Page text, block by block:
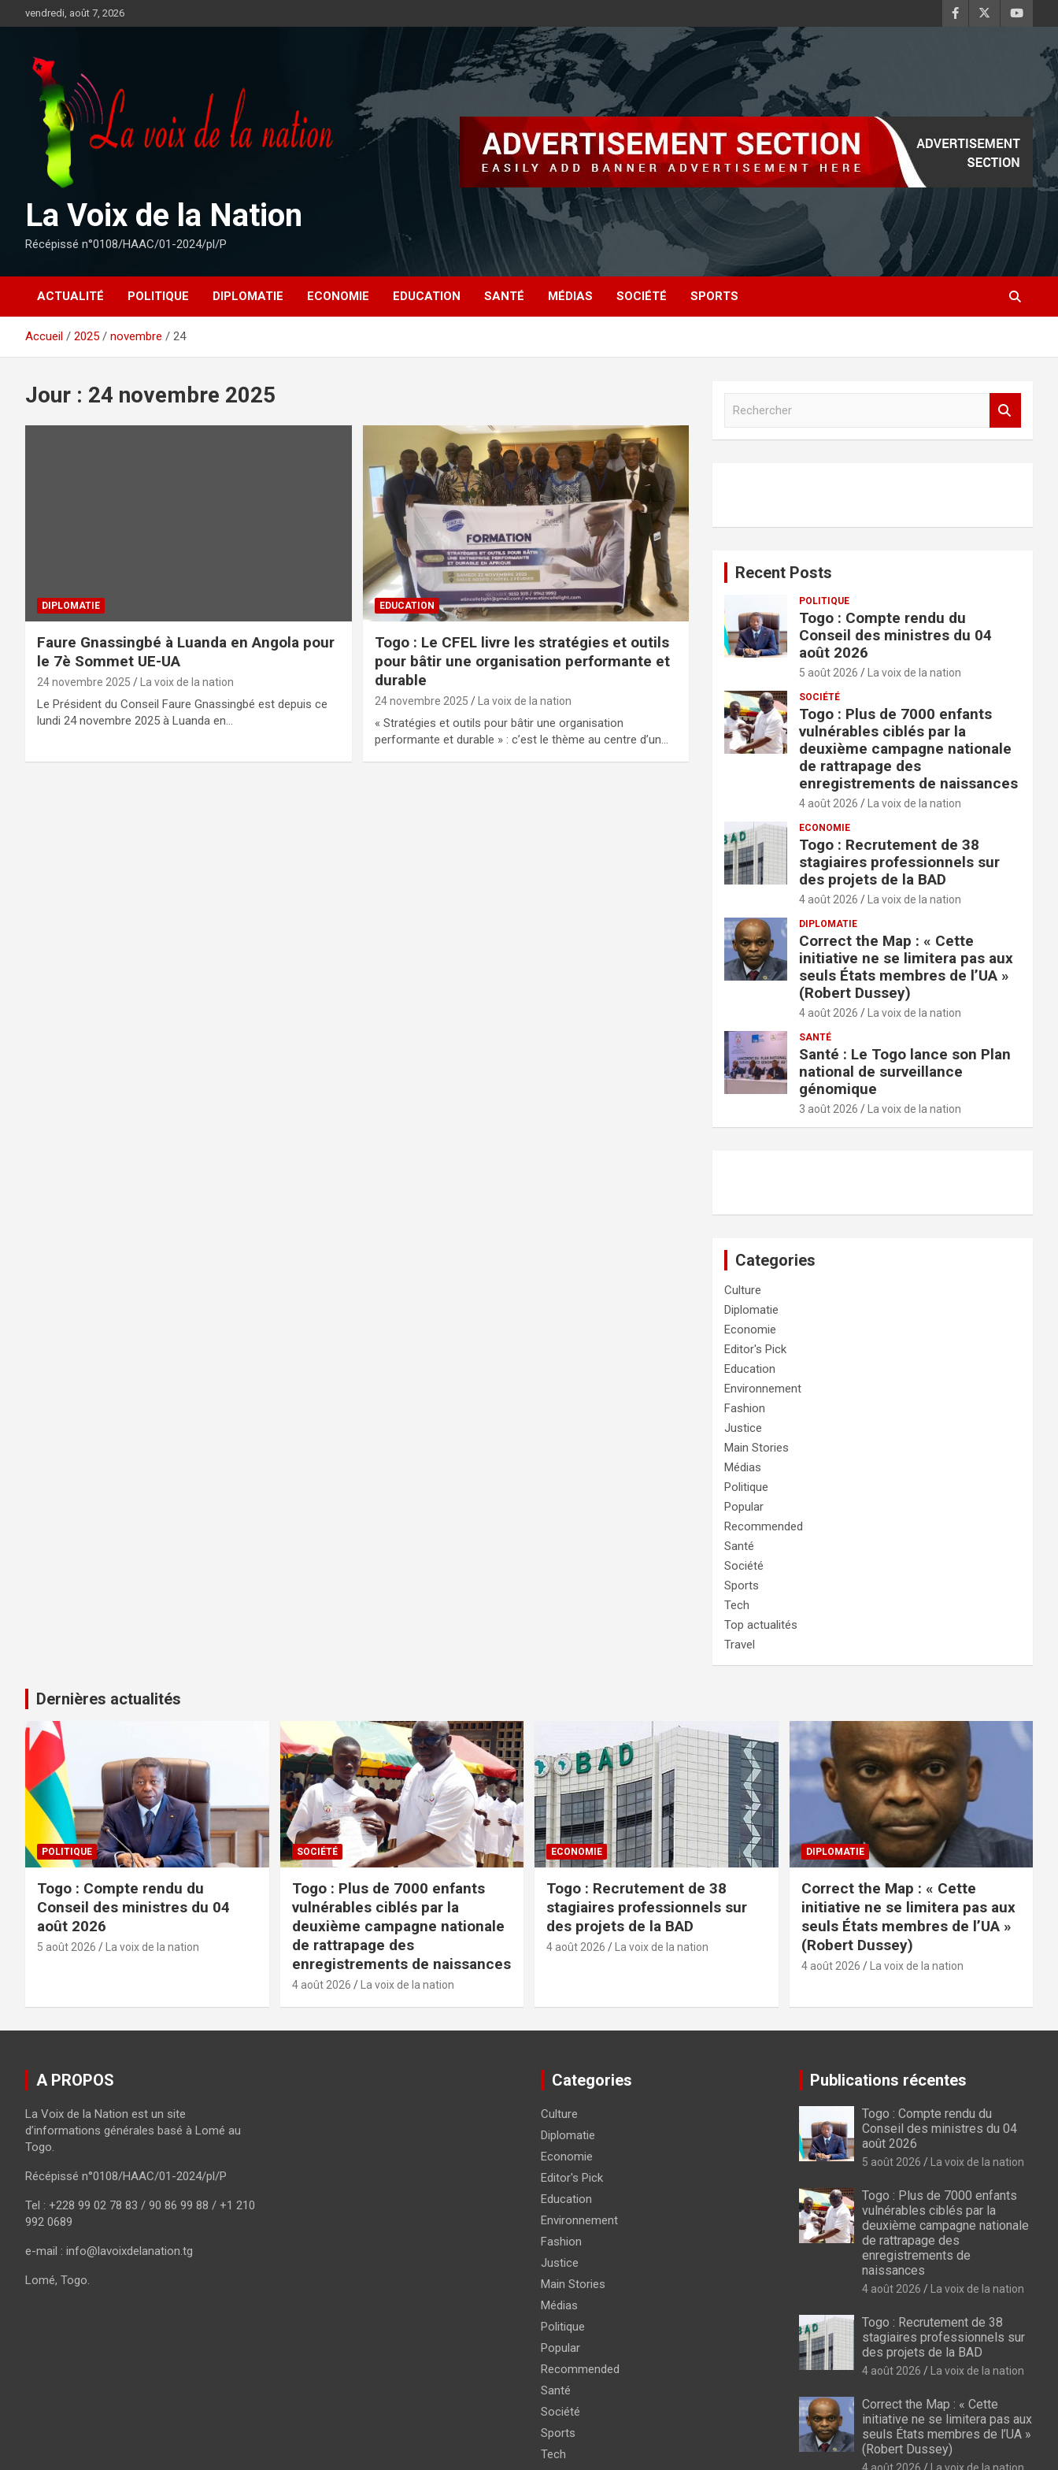
au
vendredi, août 7, 2026
La Voix de la Nation
Récépissé n°0108/HAAC/01-2024/pl/P
ACTUALITÉ POLITIQUE DIPLOMATIE ECONOMIE EDUCATION SANTÉ MÉDIAS SOCIÉTÉ SPORTS
Accueil 2025 novembre 24
Jour : 24 novembre 2025
DIPLOMATIE
Faure Gnassingbé à Luanda en Angola pour
le 7è Sommet UE-UA
24 novembre 2025 La voix de la nation
Le Président du Conseil Faure Gnassingbé est depuis ce
lundi 24 novembre 2025 à Luanda en…
EDUCATION
Togo : Le CFEL livre les stratégies et outils
pour bâtir une organisation performante et
durable
24 novembre 2025 La voix de la nation
« Stratégies et outils pour bâtir une organisation
performante et durable » : c’est le thème au centre d’un…
Recent Posts
POLITIQUE
Togo : Compte rendu du
Conseil des ministres du 04
août 2026
5 août 2026 La voix de la nation
SOCIÉTÉ
Togo : Plus de 7000 enfants
vulnérables ciblés par la
deuxième campagne nationale
de rattrapage des
enregistrements de naissances
4 août 2026 La voix de la nation
ECONOMIE
Togo : Recrutement de 38
stagiaires professionnels sur
des projets de la BAD
4 août 2026 La voix de la nation
DIPLOMATIE
Correct the Map : « Cette
initiative ne se limitera pas aux
seuls États membres de l’UA »
(Robert Dussey)
4 août 2026 La voix de la nation
SANTÉ
Santé : Le Togo lance son Plan
national de surveillance
génomique
3 août 2026 La voix de la nation
Categories
Culture
Diplomatie
Economie
Editor's Pick
Education
Environnement
Fashion
Justice
Main Stories
Médias
Politique
Popular
Recommended
Santé
Société
Sports
Tech
Top actualités
Travel
Dernières actualités
POLITIQUE
Togo : Compte rendu du
Conseil des ministres du 04
août 2026
5 août 2026 La voix de la nation
SOCIÉTÉ
Togo : Plus de 7000 enfants
vulnérables ciblés par la
deuxième campagne nationale
de rattrapage des
enregistrements de naissances
4 août 2026 La voix de la nation
ECONOMIE
Togo : Recrutement de 38
stagiaires professionnels sur
des projets de la BAD
4 août 2026 La voix de la nation
DIPLOMATIE
Correct the Map : « Cette
initiative ne se limitera pas aux
seuls États membres de l’UA »
(Robert Dussey)
4 août 2026 La voix de la nation
A PROPOS
La Voix de la Nation est un site
d’informations générales basé à Lomé au
Togo.
Récépissé n°0108/HAAC/01-2024/pl/P
Tel : +228 99 02 78 83 / 90 86 99 88 / +1 210
992 0689
e-mail : info@lavoixdelanation.tg
Lomé, Togo.
Categories
Culture
Diplomatie
Economie
Editor's Pick
Education
Environnement
Fashion
Justice
Main Stories
Médias
Politique
Popular
Recommended
Santé
Société
Sports
Tech
Publications récentes
Togo : Compte rendu du
Conseil des ministres du 04
août 2026
5 août 2026 La voix de la nation
Togo : Plus de 7000 enfants
vulnérables ciblés par la
deuxième campagne nationale
de rattrapage des
enregistrements de
naissances
4 août 2026 La voix de la nation
Togo : Recrutement de 38
stagiaires professionnels sur
des projets de la BAD
4 août 2026 La voix de la nation
Correct the Map : « Cette
initiative ne se limitera pas aux
seuls États membres de l’UA »
(Robert Dussey)